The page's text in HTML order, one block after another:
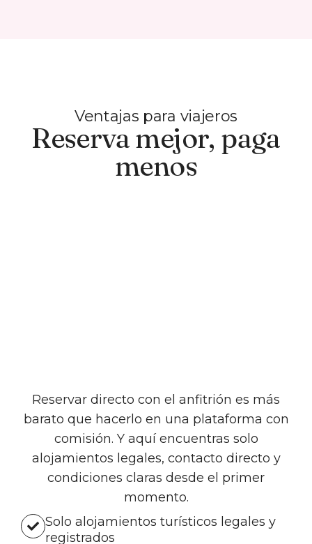
Ventajas para viajeros
Reserva mejor, paga
menos
Reservar directo con el anfitrión es más
barato que hacerlo en una plataforma con
comisión. Y aquí encuentras solo
alojamientos legales, contacto directo y
condiciones claras desde el primer
momento.
Solo alojamientos turísticos legales y
registrados